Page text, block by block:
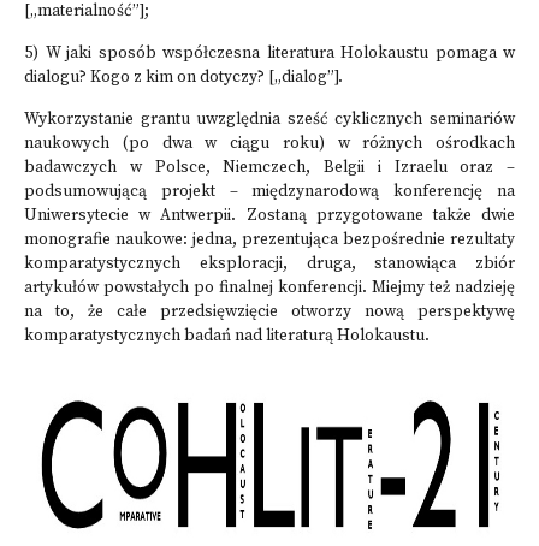
[„materialność”];
5) W jaki sposób współczesna literatura Holokaustu pomaga w
dialogu? Kogo z kim on dotyczy? [„dialog”].
Wykorzystanie grantu uwzględnia sześć cyklicznych seminariów
naukowych (po dwa w ciągu roku) w różnych ośrodkach
badawczych w Polsce, Niemczech, Belgii i Izraelu oraz –
podsumowującą projekt – międzynarodową konferencję na
Uniwersytecie w Antwerpii. Zostaną przygotowane także dwie
monografie naukowe: jedna, prezentująca bezpośrednie rezultaty
komparatystycznych eksploracji, druga, stanowiąca zbiór
artykułów powstałych po finalnej konferencji. Miejmy też nadzieję
na to, że całe przedsięwzięcie otworzy nową perspektywę
komparatystycznych badań nad literaturą Holokaustu.